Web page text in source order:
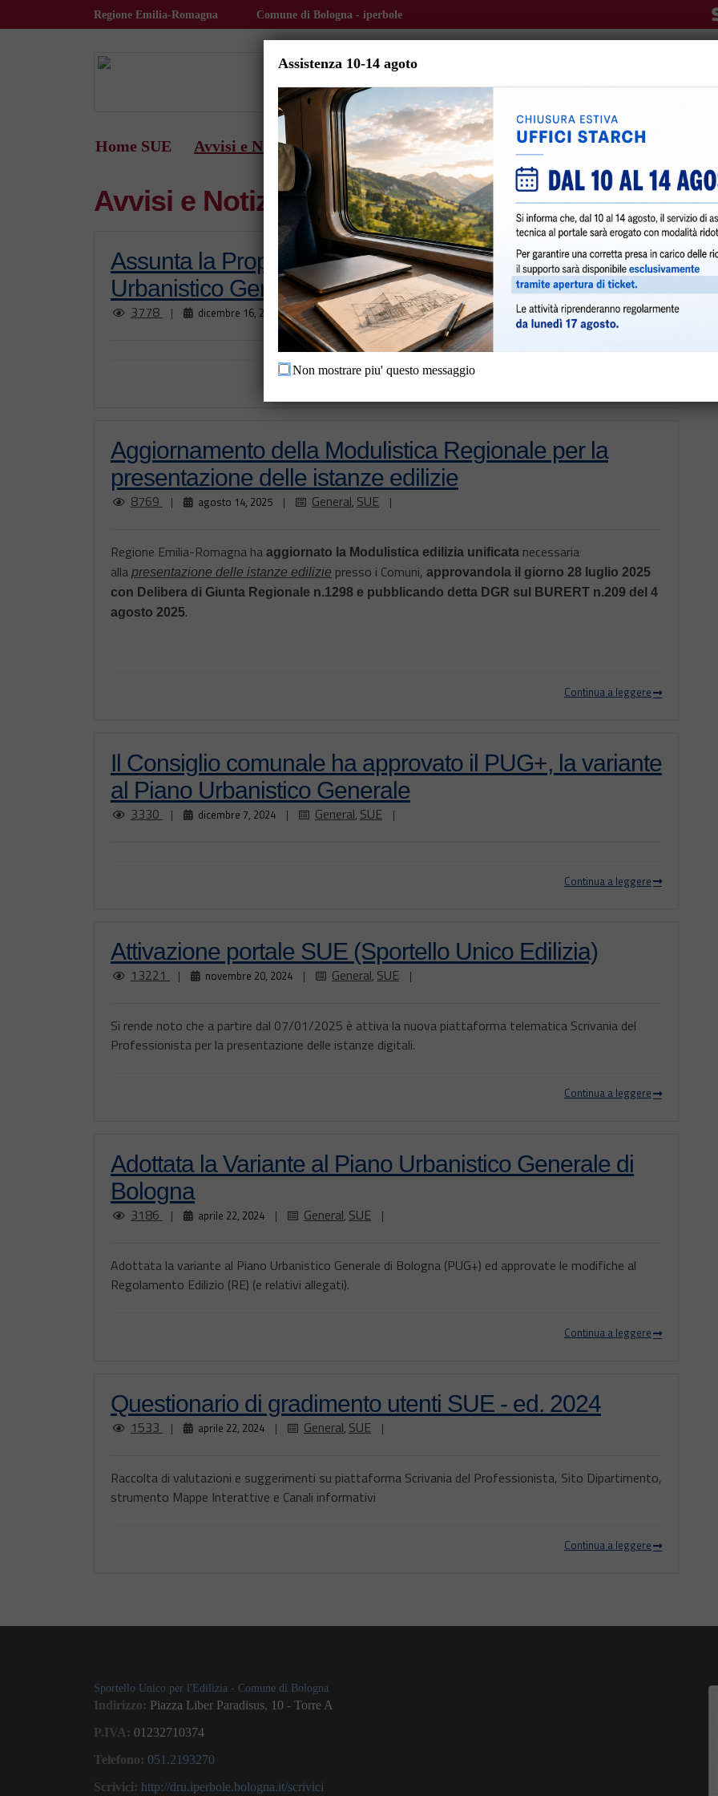
Skip to main contentRegione Emilia-Romagna Comune di Bologna - iperbole
iperbole
Home SUE Avvisi e Notizie Pagamenti Orari Sportello Contatti Assistenza
Avvisi e Notizie
Assunta la Proposta di Variante (Variante 2) al Piano
Urbanistico Generale di Bologna
3778 | dicembre 16, 2025 | General,SUAP,SUE |
Aggiornamento della Modulistica Regionale per la
presentazione delle istanze edilizie
8769 | agosto 14, 2025 | General, SUE |
Regione Emilia-Romagna ha aggiornato la Modulistica edilizia unificata necessaria
alla presentazione delle istanze edilizie presso i Comuni, approvandola il giorno 28 luglio 2025
con Delibera di Giunta Regionale n.1298 e pubblicando detta DGR sul BURERT n.209 del 4
agosto 2025.
Continua a leggere
Il Consiglio comunale ha approvato il PUG+, la variante
al Piano Urbanistico Generale
3330 | dicembre 7, 2024 | General, SUE |
Continua a leggere
Attivazione portale SUE (Sportello Unico Edilizia)
13221 | novembre 20, 2024 | General, SUE |
Si rende noto che a partire dal 07/01/2025 è attiva la nuova piattaforma telematica Scrivania del
Professionista per la presentazione delle istanze digitali.
Continua a leggere
Adottata la Variante al Piano Urbanistico Generale di
Bologna
3186 | aprile 22, 2024 | General, SUE |
Adottata la variante al Piano Urbanistico Generale di Bologna (PUG+) ed approvate le modifiche al
Regolamento Edilizio (RE) (e relativi allegati).
Continua a leggere
Questionario di gradimento utenti SUE - ed. 2024
1533 | aprile 22, 2024 | General, SUE |
Raccolta di valutazioni e suggerimenti su piattaforma Scrivania del Professionista, Sito Dipartimento,
strumento Mappe Interattive e Canali informativi
Continua a leggere
Sportello Unico per l'Edilizia - Comune di Bologna
Indirizzo: Piazza Liber Paradisus, 10 - Torre A
P.IVA: 01232710374
Telefono: 051.2193270
Scrivici: http://dru.iperbole.bologna.it/scrivici
Assistenza 10-14 agoto
Non mostrare piu' questo messaggio